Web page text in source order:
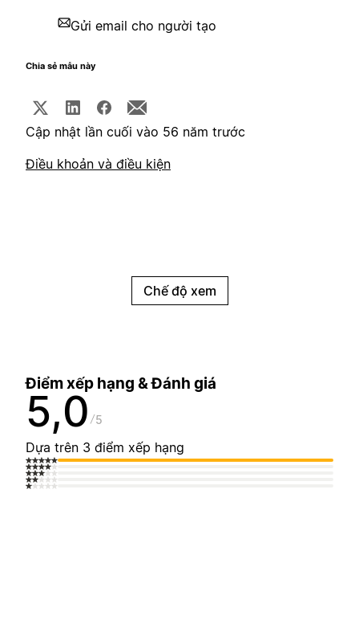
Gửi email cho người tạo
Chia sẻ mẫu này
Cập nhật lần cuối vào 56 năm trước
Điều khoản và điều kiện
Chế độ xem
Điểm xếp hạng & Đánh giá
5,0 5
Dựa trên 3 điểm xếp hạng